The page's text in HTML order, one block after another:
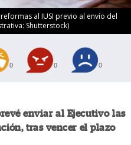
al IUSI previo al envío del
Shutterstock)
0 0 0
enviar al Ejecutivo las
tras vencer el plazo